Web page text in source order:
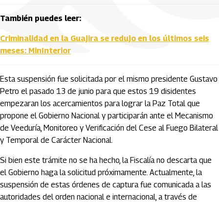
También puedes leer:
Criminalidad en la Guajira se redujo en los últimos seis
meses: MinInterior
Esta suspensión fue solicitada por el mismo presidente Gustavo
Petro el pasado 13 de junio para que estos 19 disidentes
empezaran los acercamientos para lograr la Paz Total que
propone el Gobierno Nacional y participarán ante el Mecanismo
de Veeduría, Monitoreo y Verificación del Cese al Fuego Bilateral
y Temporal de Carácter Nacional.
Si bien este trámite no se ha hecho, la Fiscalía no descarta que
el Gobierno haga la solicitud próximamente. Actualmente, la
suspensión de estas órdenes de captura fue comunicada a las
autoridades del orden nacional e internacional, a través de